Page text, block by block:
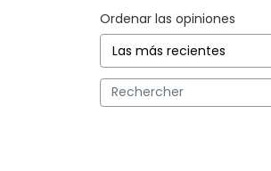
Ordenar las opiniones